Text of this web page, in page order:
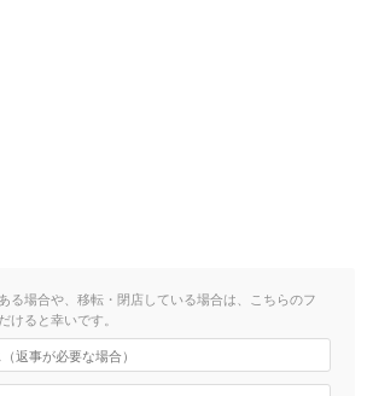
る場合や、移転・閉店している場合は、こちらのフ
けると幸いです。